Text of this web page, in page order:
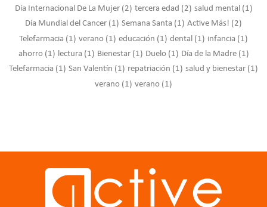
Día Internacional De La Mujer (2) tercera edad (2) salud mental (1)
Día Mundial del Cancer (1) Semana Santa (1) Active Más! (2)
Telefarmacia (1) verano (1) educación (1) dental (1) infancia (1)
ahorro (1) lectura (1) Bienestar (1) Duelo (1) Día de la Madre (1)
Telefarmacia (1) San Valentín (1) repatriación (1) salud y bienestar (1)
verano (1) verano (1)